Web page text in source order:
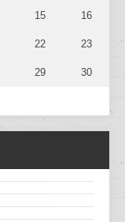
15 16
22 23
29 30